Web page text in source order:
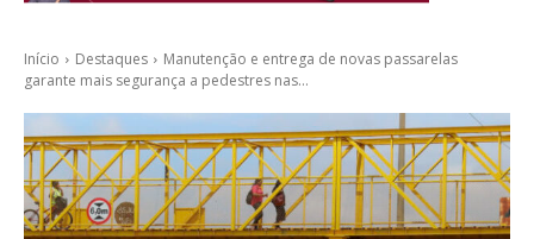
Início Destaques
Manutenção e entrega de novas passarelas
garante mais segurança a pedestres nas...